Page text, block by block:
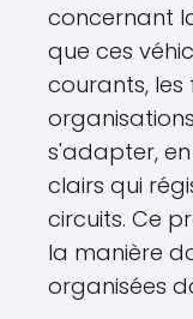
concernant
que ces
courants, les
s'adapter,
clairs qui
circuits. Ce
la manière
organisées